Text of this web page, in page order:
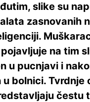
slike su
zasnovanih
na tim
u pucnjavi i
bolnici. Tvrdnje
čestu